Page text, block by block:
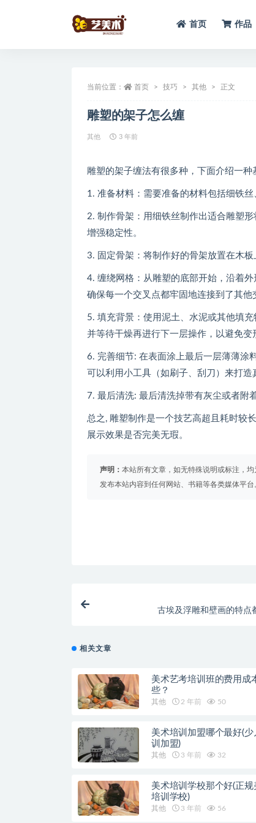
首页 作品
当前位置： 首页 技巧 其他 正文
雕塑的架子怎么缠
其他 3 年前
雕塑的架子缠法有很多种，下面介绍一种
1. 准备材料：需要准备的材料包括细铁丝
2. 制作骨架：用细铁丝制作出适合雕塑
增强稳定性。
3. 固定骨架：将制作好的骨架放置在木
4. 缠绕网格：从雕塑的底部开始，沿着
确保每一个交叉点都牢固地连接到了其他
5. 填充背景：使用泥土、水泥或其他填
并等待干燥再进行下一层操作，以避免变
6. 完善细节: 在表面涂上最后一层薄薄涂
可以利用小工具（如刷子、刮刀）来打
7. 最后清洗: 最后清洗掉带有灰尘或者附
总之, 雕塑制作是一个技艺高超且耗时较
展示效果是否完美无瑕。
声明： 本站所有文章，如无特殊说明或标注，
发布本站内容到任何网站、书籍等各类媒体平
古埃及浮雕和壁画的特点
相关文章
美术艺考培训班的费用成
些？
其他 2 年前 50
美术培训加盟哪个最好(少
训加盟)
其他 3 年前 32
美术培训学校那个好(正规
培训学校)
其他 3 年前 56